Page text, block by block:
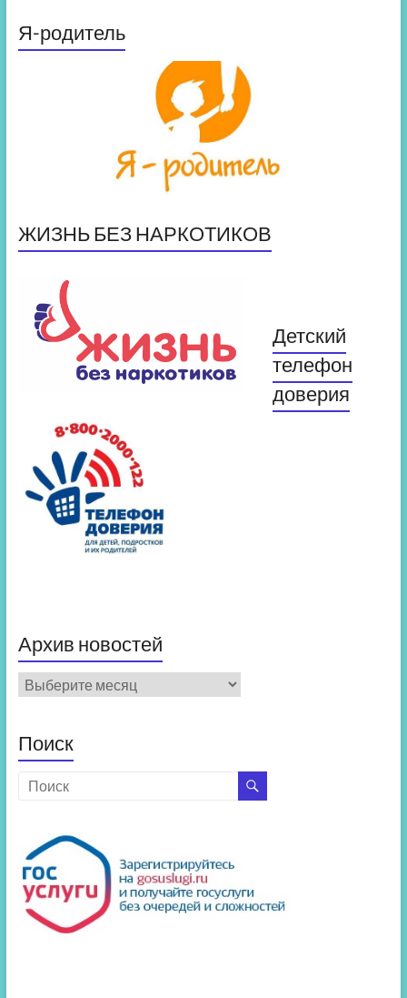
Я-родитель
ЖИЗНЬ БЕЗ НАРКОТИКОВ
Детский
телефон
доверия
Архив новостей
Архив
новостей
Поиск